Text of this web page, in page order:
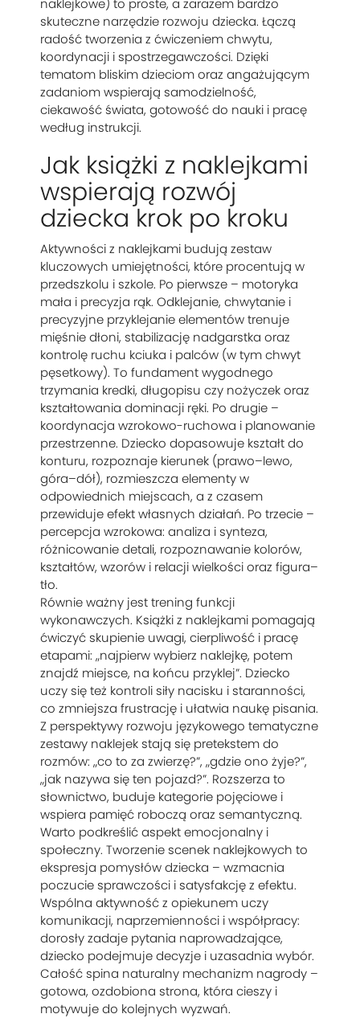
naklejkowe) to proste, a zarazem bardzo
skuteczne narzędzie rozwoju dziecka. Łączą
radość tworzenia z ćwiczeniem chwytu,
koordynacji i spostrzegawczości. Dzięki
tematom bliskim dzieciom oraz angażującym
zadaniom wspierają samodzielność,
ciekawość świata, gotowość do nauki i pracę
według instrukcji.
Jak książki z naklejkami
wspierają rozwój
dziecka krok po kroku
Aktywności z naklejkami budują zestaw
kluczowych umiejętności, które procentują w
przedszkolu i szkole. Po pierwsze – motoryka
mała i precyzja rąk. Odklejanie, chwytanie i
precyzyjne przyklejanie elementów trenuje
mięśnie dłoni, stabilizację nadgarstka oraz
kontrolę ruchu kciuka i palców (w tym chwyt
pęsetkowy). To fundament wygodnego
trzymania kredki, długopisu czy nożyczek oraz
kształtowania dominacji ręki. Po drugie –
koordynacja wzrokowo-ruchowa i planowanie
przestrzenne. Dziecko dopasowuje kształt do
konturu, rozpoznaje kierunek (prawo–lewo,
góra–dół), rozmieszcza elementy w
odpowiednich miejscach, a z czasem
przewiduje efekt własnych działań. Po trzecie –
percepcja wzrokowa: analiza i synteza,
różnicowanie detali, rozpoznawanie kolorów,
kształtów, wzorów i relacji wielkości oraz figura–
tło.
Równie ważny jest trening funkcji
wykonawczych. Książki z naklejkami pomagają
ćwiczyć skupienie uwagi, cierpliwość i pracę
etapami: „najpierw wybierz naklejkę, potem
znajdź miejsce, na końcu przyklej”. Dziecko
uczy się też kontroli siły nacisku i staranności,
co zmniejsza frustrację i ułatwia naukę pisania.
Z perspektywy rozwoju językowego tematyczne
zestawy naklejek stają się pretekstem do
rozmów: „co to za zwierzę?”, „gdzie ono żyje?”,
„jak nazywa się ten pojazd?”. Rozszerza to
słownictwo, buduje kategorie pojęciowe i
wspiera pamięć roboczą oraz semantyczną.
Warto podkreślić aspekt emocjonalny i
społeczny. Tworzenie scenek naklejkowych to
ekspresja pomysłów dziecka – wzmacnia
poczucie sprawczości i satysfakcję z efektu.
Wspólna aktywność z opiekunem uczy
komunikacji, naprzemienności i współpracy:
dorosły zadaje pytania naprowadzające,
dziecko podejmuje decyzje i uzasadnia wybór.
Całość spina naturalny mechanizm nagrody –
gotowa, ozdobiona strona, która cieszy i
motywuje do kolejnych wyzwań.